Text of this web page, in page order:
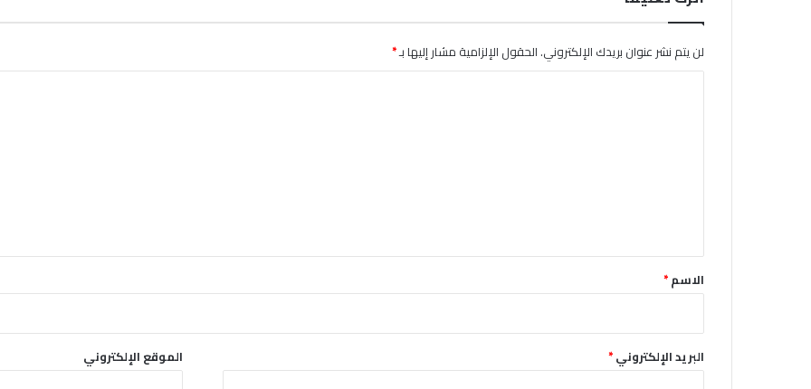
لن يتم نشر عنوان بريدك الإلكتروني.الحقول الإلزامية مشار إليها بـ*
*الاسم*
البريد الإلكتروني* الموقع الإلكتروني